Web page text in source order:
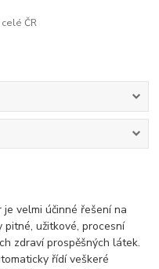
ČR
velmi účinné řešení na
užitkové, procesní
zdraví prospěšných látek.
řídí veškeré